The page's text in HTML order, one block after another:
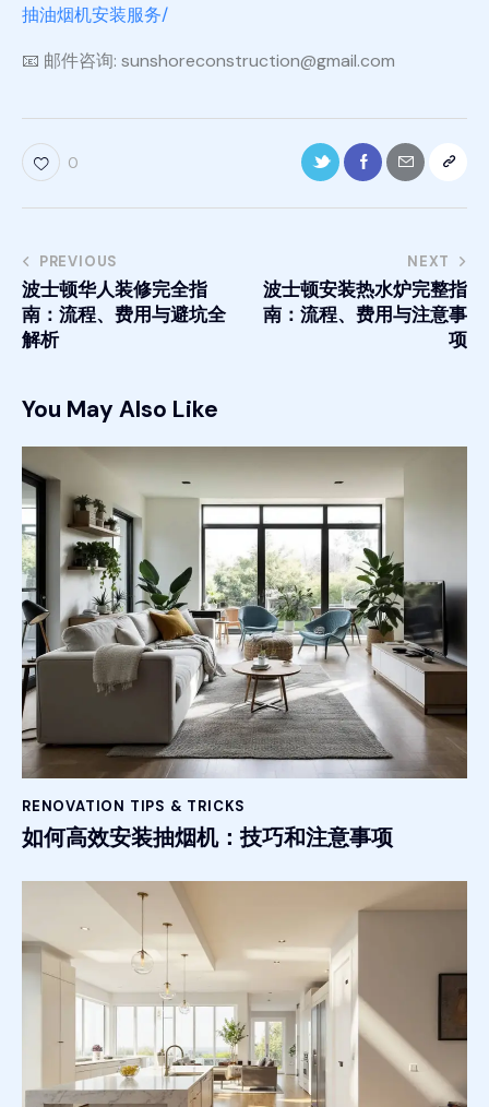
抽油烟机安装服务/
📧 邮件咨询: sunshoreconstruction@gmail.com
0
PREVIOUS
波士顿华人装修完全指
南：流程、费用与避坑全
解析
NEXT
波士顿安装热水炉完整指
南：流程、费用与注意事
项
You May Also Like
RENOVATION TIPS & TRICKS
如何高效安装抽烟机：技巧和注意事项